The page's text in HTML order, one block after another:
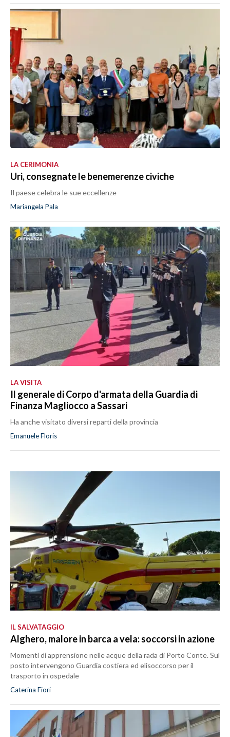
LA CERIMONIA
Uri, consegnate le benemerenze civiche
Il paese celebra le sue eccellenze
Mariangela Pala
LA VISITA
Il generale di Corpo d'armata della Guardia di
Finanza Magliocco a Sassari
Ha anche visitato diversi reparti della provincia
Emanuele Floris
IL SALVATAGGIO
Alghero, malore in barca a vela: soccorsi in azione
Momenti di apprensione nelle acque della rada di Porto Conte. Sul
posto intervengono Guardia costiera ed elisoccorso per il
trasporto in ospedale
Caterina Fiori